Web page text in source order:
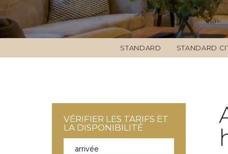
STANDARD STANDARD
VÉRIFIER LES TARIFS ET
LA DISPONIBILITÉ
arrivée